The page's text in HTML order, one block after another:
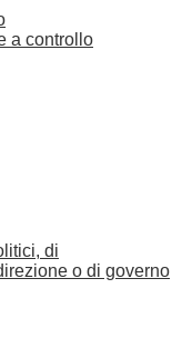
a controllo
di
o di governo